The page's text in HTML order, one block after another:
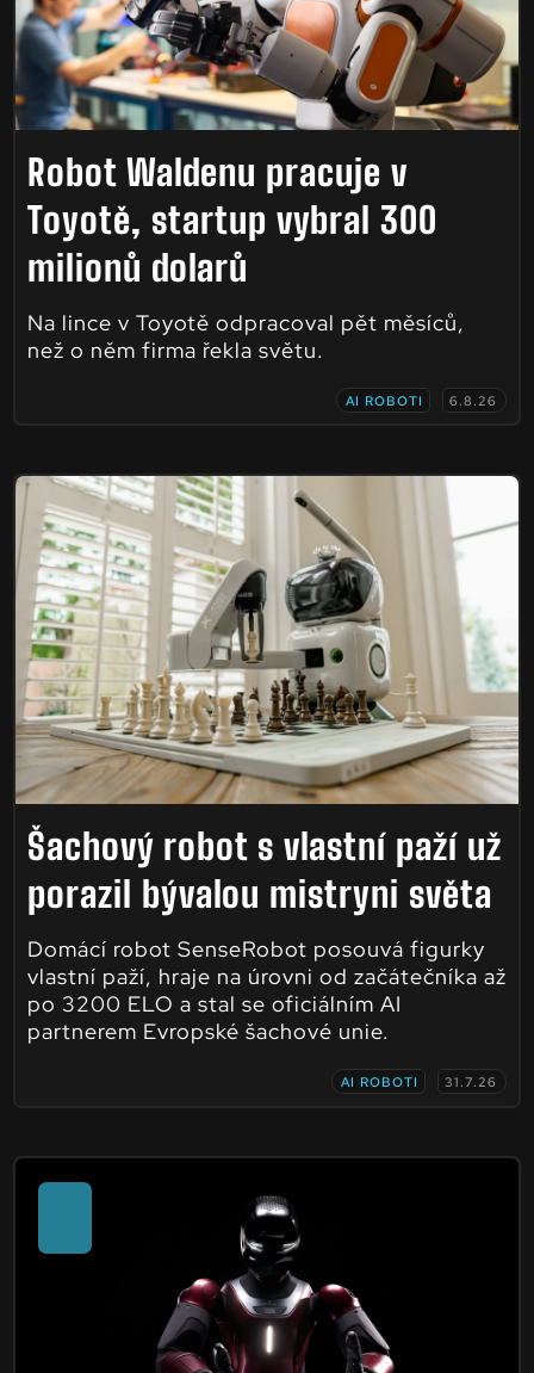
Robot Waldenu pracuje v
Toyotě, startup vybral 300
milionů dolarů
Na lince v Toyotě odpracoval pět měsíců,
než o něm firma řekla světu.
AI ROBOTI 6.8.26
Šachový robot s vlastní paží už
porazil bývalou mistryni světa
Domácí robot SenseRobot posouvá figurky
vlastní paží, hraje na úrovni od začátečníka až
po 3200 ELO a stal se oficiálním AI
partnerem Evropské šachové unie.
AI ROBOTI 31.7.26